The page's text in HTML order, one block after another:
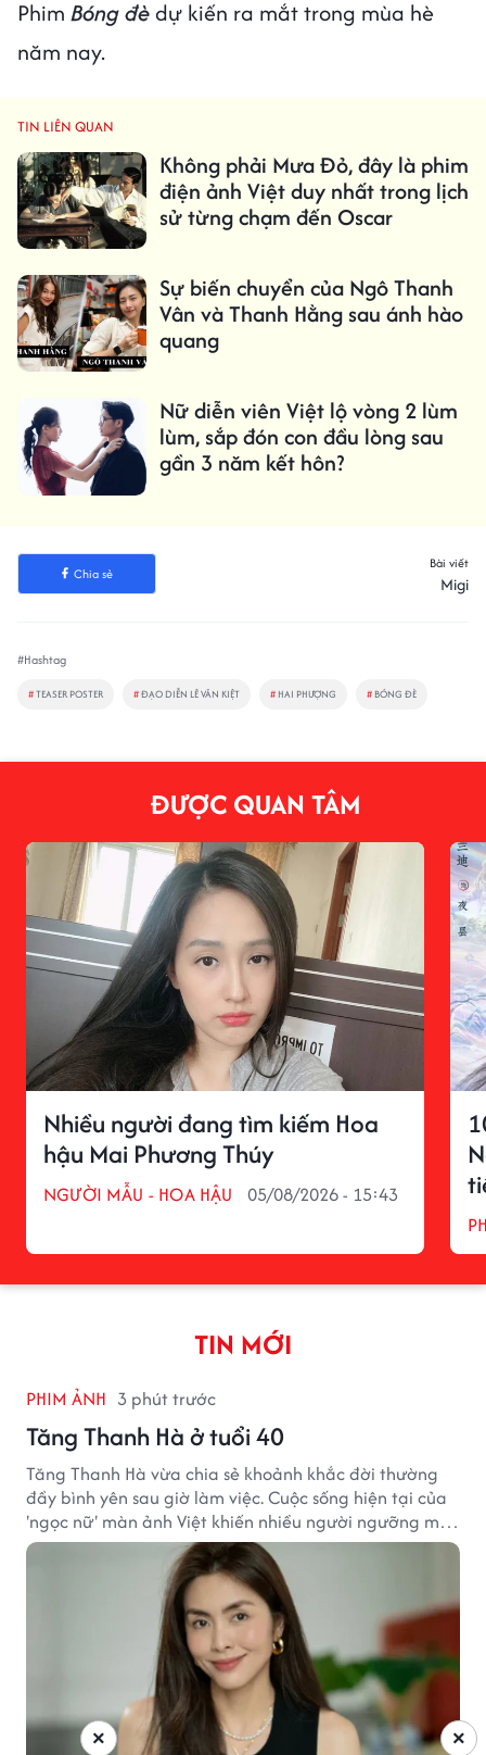
Phim Bóng đèdự kiến ra mắt trong mùa hè
năm nay.
TIN LIÊN QUAN
Không phải Mưa Đỏ, đây là phim
điện ảnh Việt duy nhất trong lịch
sử từng chạm đến Oscar
Sự biến chuyển của Ngô Thanh
Vân và Thanh Hằng sau ánh hào
quang
Nữ diễn viên Việt lộ vòng 2 lùm
lùm, sắp đón con đầu lòng sau
gần 3 năm kết hôn?
Chia sẻ
Bài viết
Migi
#Hashtag
#TEASER POSTER #ĐẠO DIỄN LÊ VĂN KIỆT # HAI PHƯỢNG # BÓNG ĐÈ
ĐƯỢC QUAN TÂM
Nhiều người đang tìm kiếm Hoa
hậu Mai Phương Thúy
NGƯỜI MẪU - HOA HẬU 05/08/2026 - 15:43
TIN MỚI
PHIM ẢNH 3 phút trước
Tăng Thanh Hà ở tuổi 40
Tăng Thanh Hà vừa chia sẻ khoảnh khắc đời thường
đầy bình yên sau giờ làm việc. Cuộc sống hiện tại của
'ngọc nữ' màn ảnh Việt khiến nhiều người ngưỡng mộ
sau hơn một thập kỷ rời xa ánh đèn sân khấu.
×
×